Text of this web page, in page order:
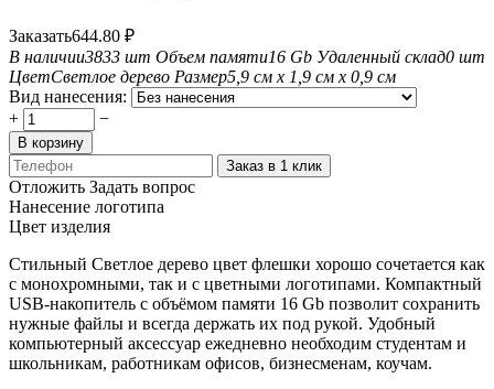
Заказать644.80 ₽
В наличии3833 шт Объем памяти16 Gb Удаленный склад0 шт
ЦветСветлое дерево Размер5,9 см х 1,9 см х 0,9 см
Вид нанесения:
+
−
В корзину
Заказ в 1 клик
Отложить Задать вопрос
Нанесение логотипа
Цвет изделия
Стильный Светлое дерево цвет флешки хорошо сочетается как
с монохромными, так и с цветными логотипами. Компактный
USB-накопитель с объёмом памяти 16 Gb позволит сохранить
нужные файлы и всегда держать их под рукой. Удобный
компьютерный аксессуар ежедневно необходим студентам и
школьникам, работникам офисов, бизнесменам, коучам.